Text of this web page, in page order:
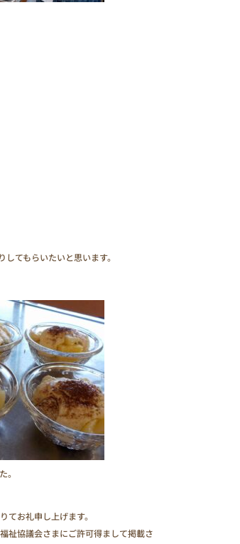
てもらいたいと思います。
。
てお礼申し上げます。
祉協議会さまにご許可得まして掲載さ